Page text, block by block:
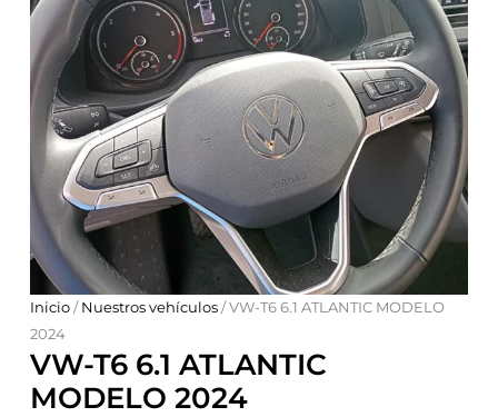
Inicio/ Nuestros vehículos/ VW-T6 6.1 ATLANTIC MODELO
2024
VW-T6 6.1 ATLANTIC
MODELO 2024